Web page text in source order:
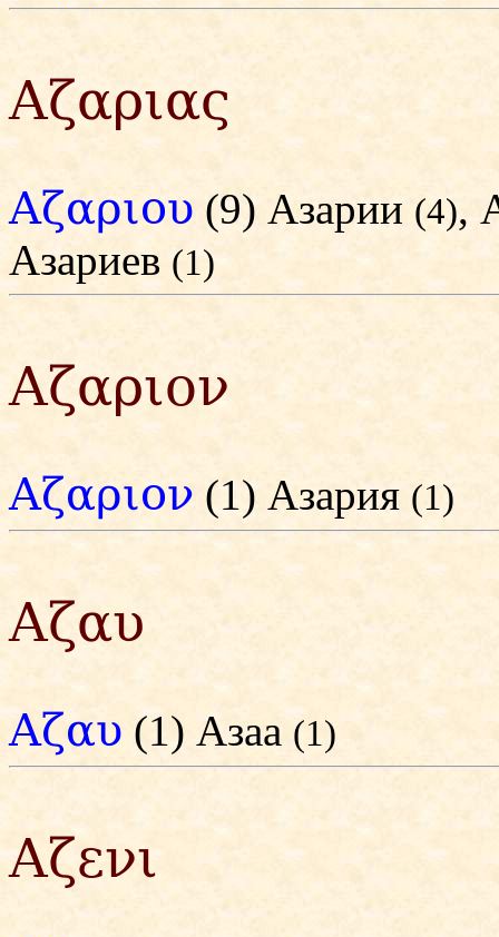
Αζαριας
Αζαριου (9) Азарии (4),
Азариев (1)
Αζαριον
Αζαριον (1) Азария (1)
Αζαυ
Αζαυ (1) Азаа (1)
Αζενι